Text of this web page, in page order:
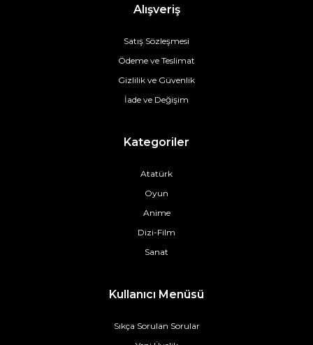
Alışveriş
Satış Sözleşmesi
Ödeme ve Teslimat
Gizlilik ve Güvenlik
İade ve Değişim
Kategoriler
Atatürk
Oyun
Anime
Dizi-Film
Sanat
Kullanıcı Menüsü
Sıkça Sorulan Sorular